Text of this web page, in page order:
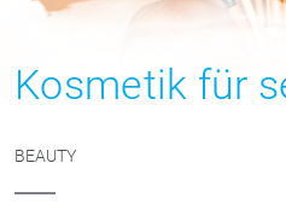
Kosmetik für
BEAUTY